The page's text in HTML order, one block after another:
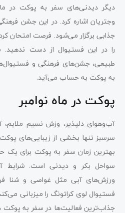
دیگر دیدنی‌های سفر به پوکت در
وجتریان اشاره کرد. در این جشن
جذابی برگزار می‌شود. فرصت امتحان
را در این فستیوال از دست ندهید.
طبیعی، جشن‌های فرهنگی و
به پوکت به حساب می‌آید.
پوکت در ماه نوامبر
آب‌وهوای دلپذیر، وزش نسیم
سرسبز تنها بخشی از زیبایی‌های
بهترین زمان سفر به پوکت برای یک
سواحل بکر و دیدنی است. شرایط
ورزش‌های آبی مثل غواصی و شنا
فستیوال لوی کراتونگ را میزبانی
جذاب‌ترین فعالیت‌ها در سفر به